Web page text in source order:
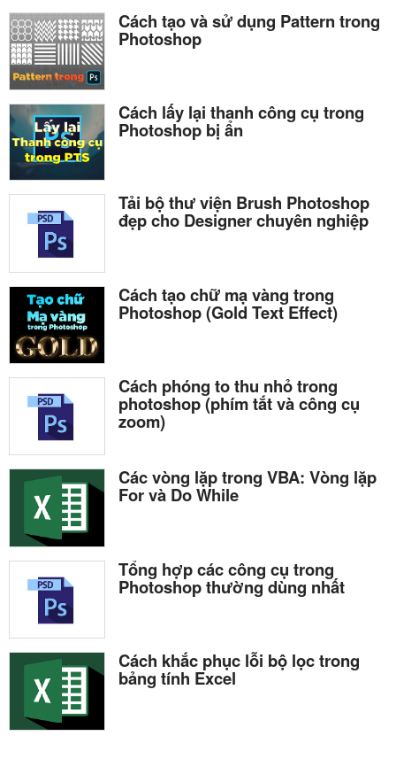
Cách tạo và sử dụng Pattern trong
Photoshop
Cách lấy lại thanh công cụ trong
Photoshop bị ẩn
Tải bộ thư viện Brush Photoshop
đẹp cho Designer chuyên nghiệp
Cách tạo chữ mạ vàng trong
Photoshop (Gold Text Effect)
Cách phóng to thu nhỏ trong
photoshop (phím tắt và công cụ
zoom)
Các vòng lặp trong VBA: Vòng lặp
For và Do While
Tổng hợp các công cụ trong
Photoshop thường dùng nhất
Cách khắc phục lỗi bộ lọc trong
bảng tính Excel